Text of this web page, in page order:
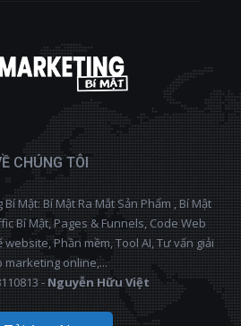
CHÚNG TÔI
Mật: Bí Mật Ra Mắt Sản Phẩm , Bí Mật
Bí Mật, Pages & Funnels, Code Web
Phần mềm, Tool AI, Tư vấn giải
marketing online,...
- Nguyễn Hữu Việt